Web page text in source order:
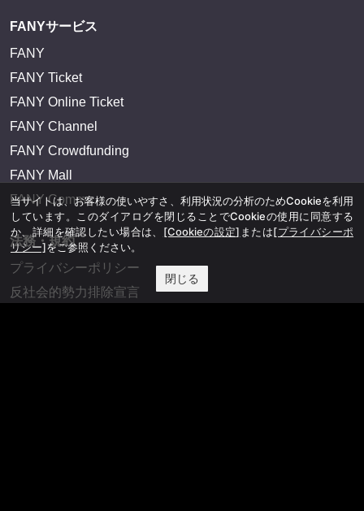
FANYサービス
FANY
FANY Ticket
FANY Online Ticket
FANY Channel
FANY Crowdfunding
FANY Mall
FANY Commu
法務・規約
プライバシーポリシー
反社会的勢力排除宣言
当サイトは、お客様の使いやすさ、利用状況の分析のためCookieを利用
しています。このダイアログを閉じることでCookieの使用に同意する
か、詳細を確認したい場合は、 [Cookieの設定] または[プライバシーポ
リシー]をご参照ください。
閉じる